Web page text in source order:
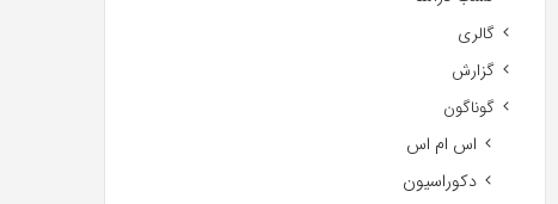
گالری
گزارش
گوناگون
اس ام اس
دکوراسیون